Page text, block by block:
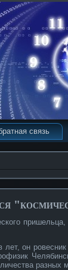
связь
пришельца,
он
разных